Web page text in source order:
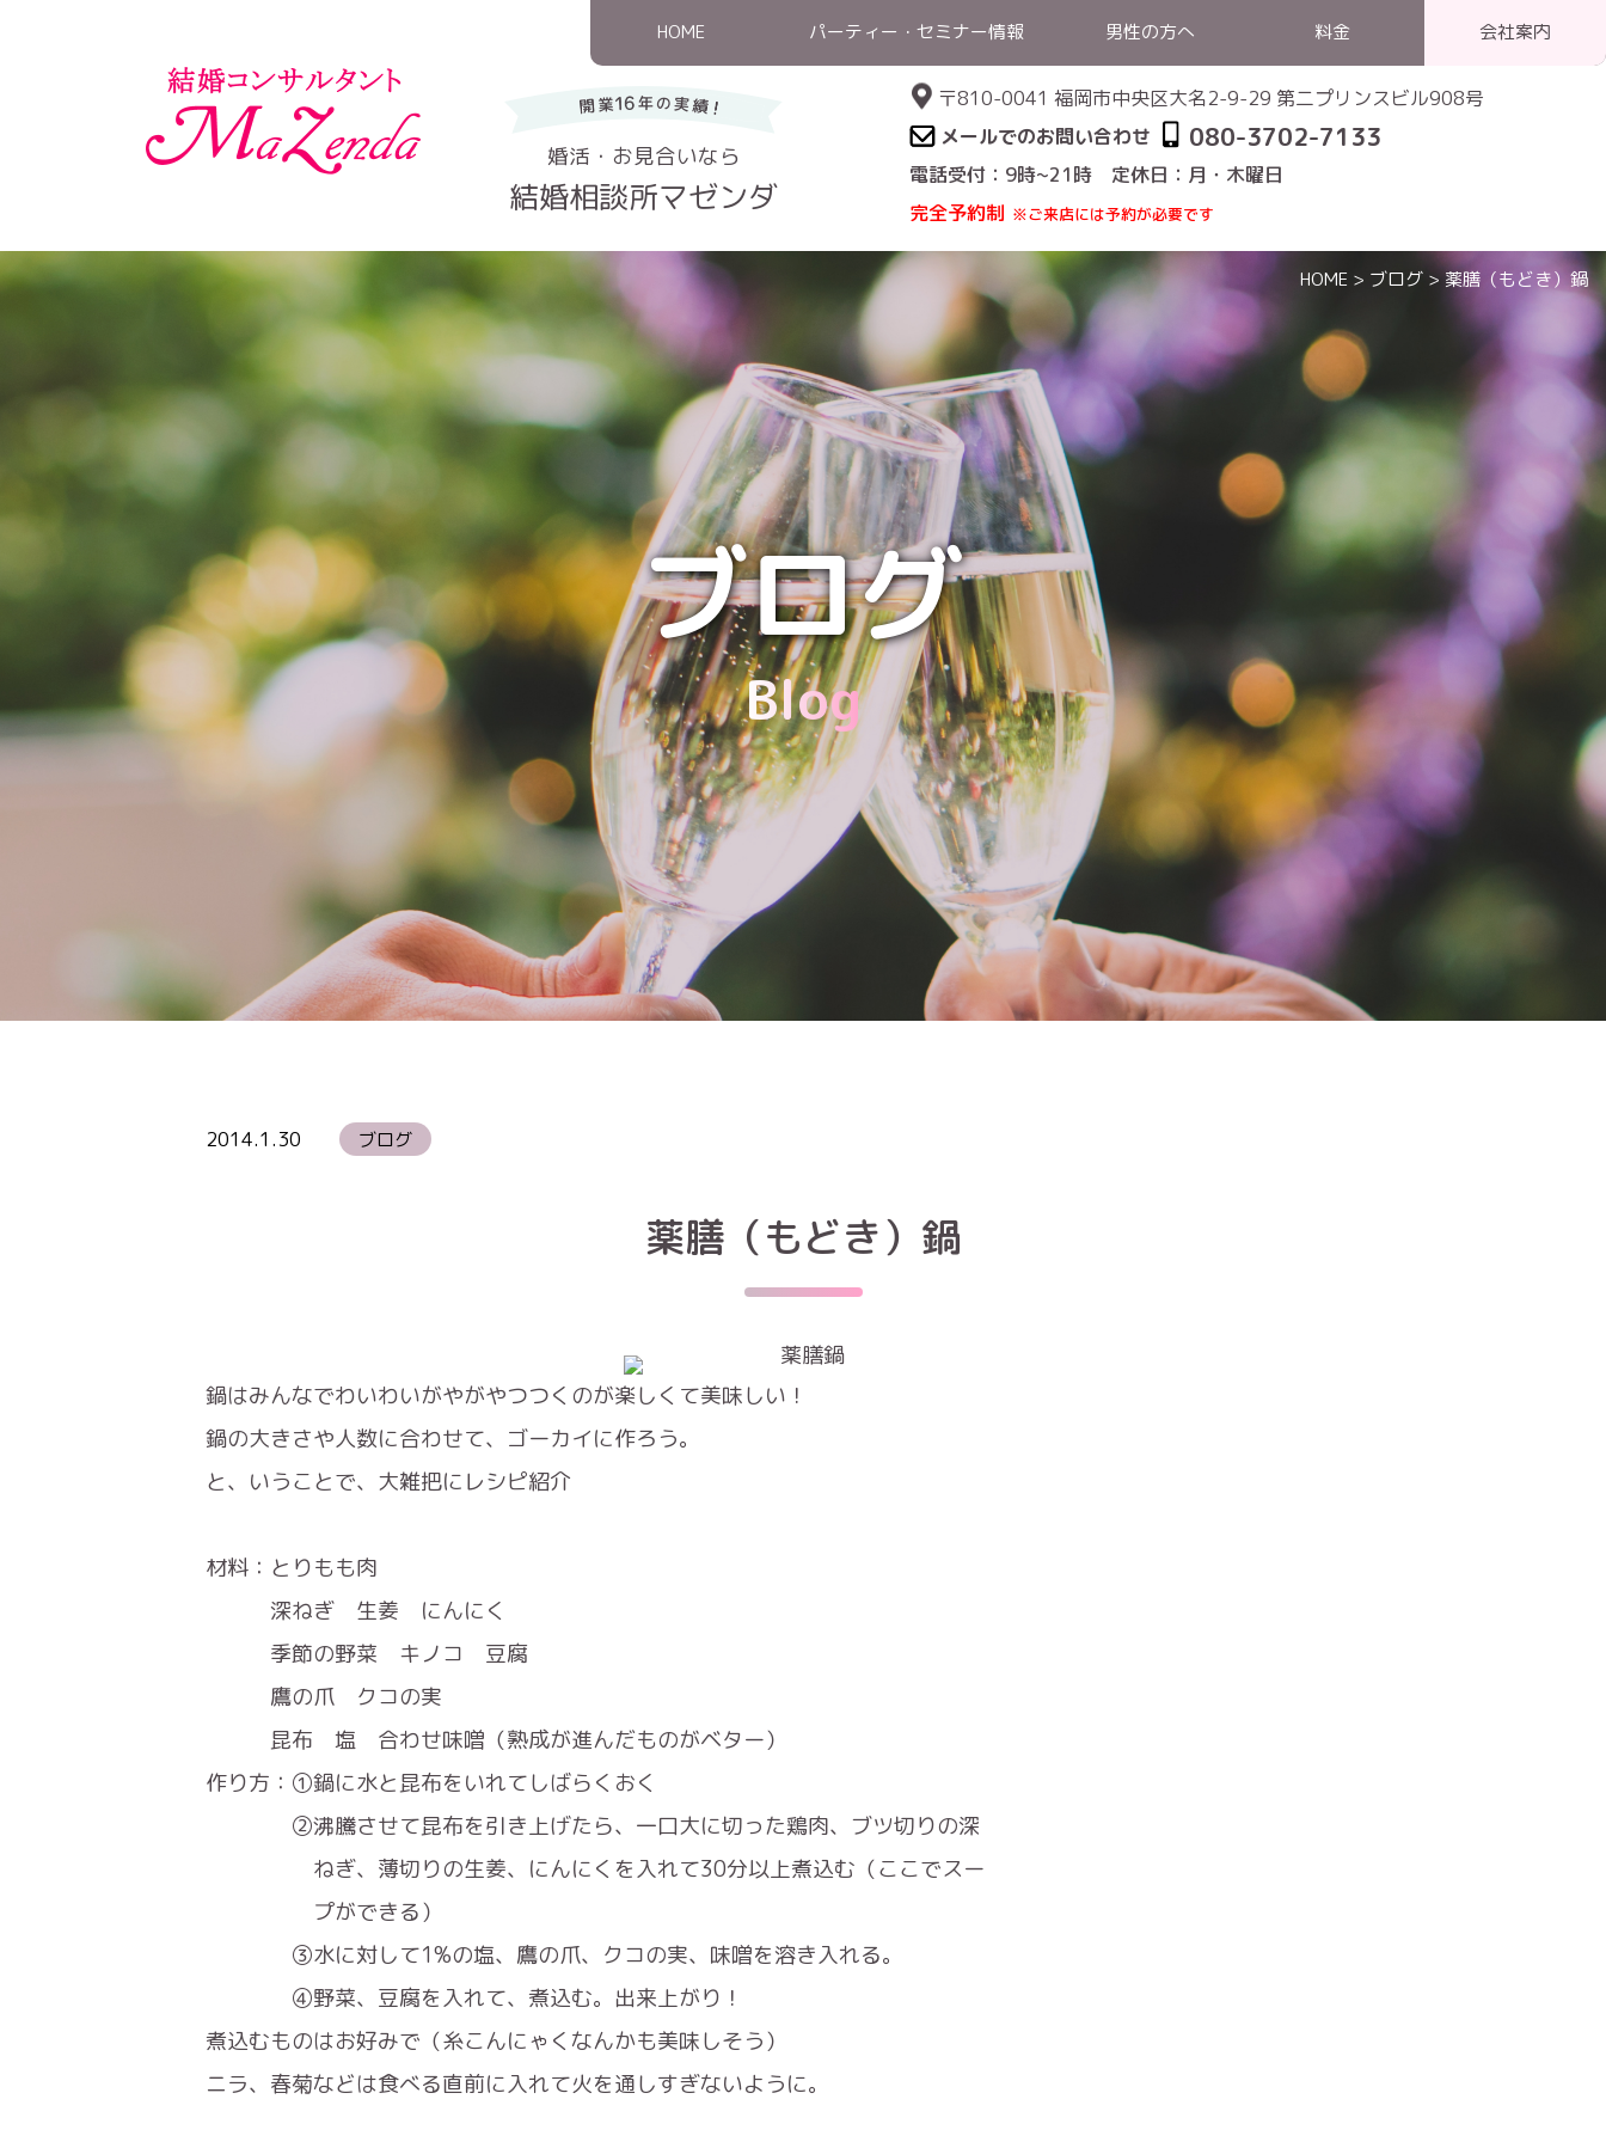
HOME パーティー・セミナー情報 男性の方へ 料金 会社案内
婚活・お見合いなら
結婚相談所マゼンダ
〒810-0041 福岡市中央区大名2-9-29 第二プリンスビル908号
メールでのお問い合わせ
080-3702-7133
電話受付：9時~21時 定休日：月・木曜日
完全予約制 ※ご来店には予約が必要です
ブログ
Blog
HOME > ブログ > 薬膳（もどき）鍋
2014.1.30 ブログ
薬膳（もどき）鍋
鍋はみんなでわいわいがやがやつつくのが楽しくて美味しい！
鍋の大きさや人数に合わせて、ゴーカイに作ろう。
と、いうことで、大雑把にレシピ紹介
材料：とりもも肉
深ねぎ 生姜 にんにく
季節の野菜 キノコ 豆腐
鷹の爪 クコの実
昆布 塩 合わせ味噌（熟成が進んだものがベター）
作り方：①鍋に水と昆布をいれてしばらくおく
②沸騰させて昆布を引き上げたら、一口大に切った鶏肉、ブツ切りの深
ねぎ、薄切りの生姜、にんにくを入れて30分以上煮込む（ここでスー
プができる）
③水に対して1%の塩、鷹の爪、クコの実、味噌を溶き入れる。
④野菜、豆腐を入れて、煮込む。出来上がり！
煮込むものはお好みで（糸こんにゃくなんかも美味しそう）
ニラ、春菊などは食べる直前に入れて火を通しすぎないように。